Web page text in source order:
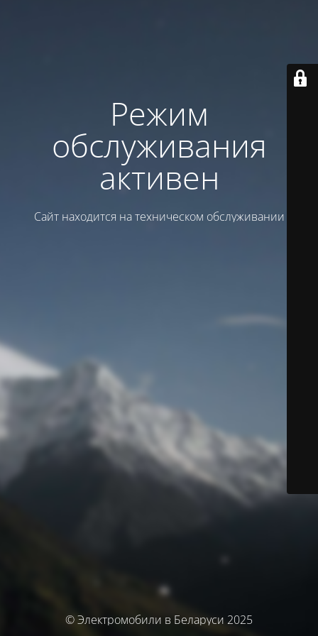
Режим
обслуживания
активен
Сайт находится на техническом обслуживании
© Электромобили в Беларуси 2025